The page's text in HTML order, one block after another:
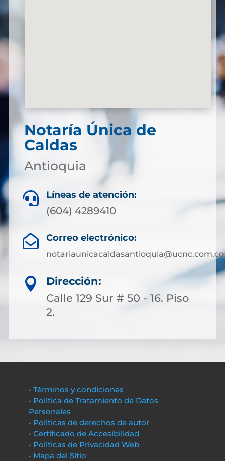
Notaría Única de
Caldas
Antioquia
 Líneas de atención:
(604) 4289410
 Correo electrónico:
notariaunicacaldasantioquia@ucnc.com.co

Dirección:
Calle 129 Sur # 50 - 16. Piso
2.
• Términos y condiciones
• Política de Tratamiento de Datos
Personales
• Políticas de derechos de autor
• Certificado de Accesibilidad
• Políticas de Privacidad Web
• Mapa del Sitio